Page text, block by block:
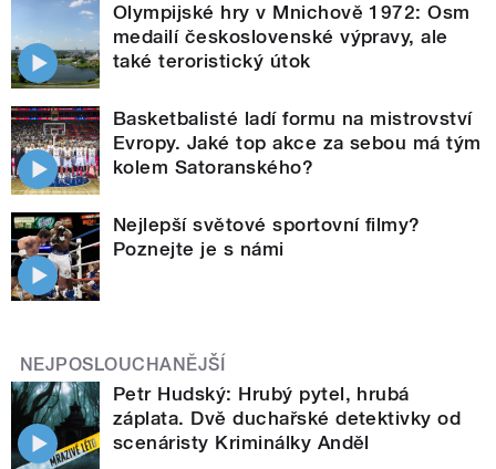
Olympijské hry v Mnichově 1972: Osm
medailí československé výpravy, ale
také teroristický útok
Basketbalisté ladí formu na mistrovství
Evropy. Jaké top akce za sebou má tým
kolem Satoranského?
Nejlepší světové sportovní filmy?
Poznejte je s námi
NEJPOSLOUCHANĚJŠÍ
Petr Hudský: Hrubý pytel, hrubá
záplata. Dvě duchařské detektivky od
scenáristy Kriminálky Anděl